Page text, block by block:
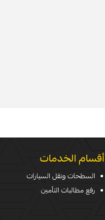
أقسام الخدمات
السطحات ونقل السيارات
رفع مطالبات التأمين